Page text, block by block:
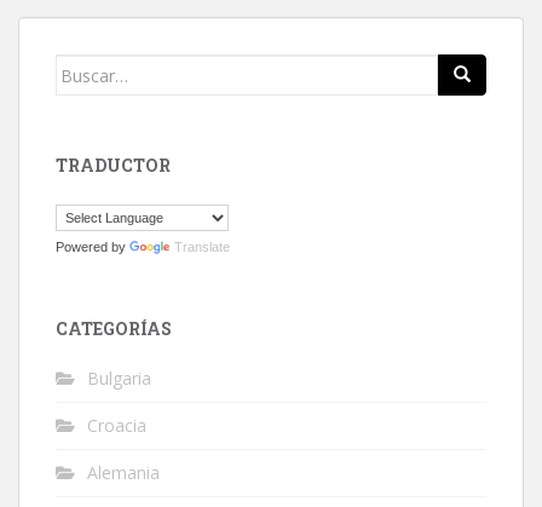
Buscar:
TRADUCTOR
Powered by Translate
CATEGORÍAS
Bulgaria
Croacia
Alemania